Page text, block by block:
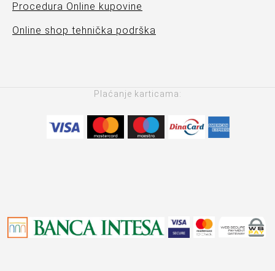
Procedura Online kupovine
Online shop tehnička podrška
Plaćanje karticama: